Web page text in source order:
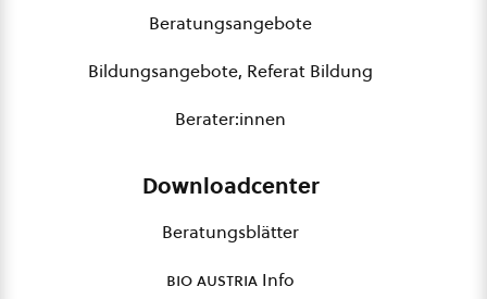
Beratungsangebote
Bildungsangebote, Referat Bildung
Berater:innen
Downloadcenter
Beratungsblätter
bio austria Info